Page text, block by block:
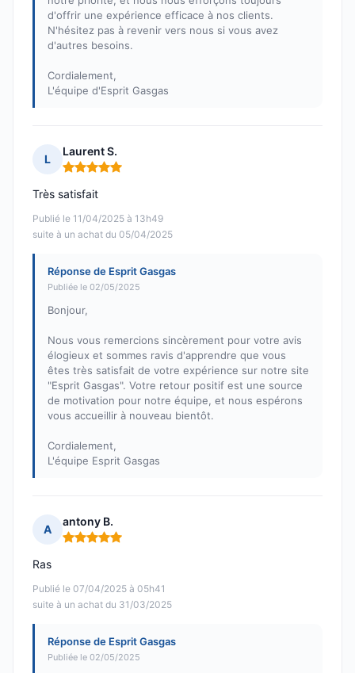
d'offrir une expérience efficace à nos clients.
N'hésitez pas à revenir vers nous si vous avez
d'autres besoins.
Cordialement,
L'équipe d'Esprit Gasgas
L
Laurent S.
Note : 5 sur 5
Publié le 11/04/2025 à 13h49
suite à un achat du 05/04/2025
Très satisfait
Réponse de Esprit Gasgas
Publiée le 02/05/2025
Bonjour,
Nous vous remercions sincèrement pour votre avis
élogieux et sommes ravis d'apprendre que vous
êtes très satisfait de votre expérience sur notre site
"Esprit Gasgas". Votre retour positif est une source
de motivation pour notre équipe, et nous espérons
vous accueillir à nouveau bientôt.
Cordialement,
L'équipe Esprit Gasgas
A
antony B.
Note : 5 sur 5
Publié le 07/04/2025 à 05h41
suite à un achat du 31/03/2025
Ras
Réponse de Esprit Gasgas
Publiée le 02/05/2025